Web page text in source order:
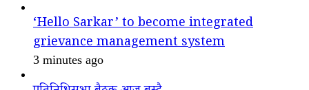
‘Hello Sarkar’ to become integrated
grievance management system
3 minutes ago